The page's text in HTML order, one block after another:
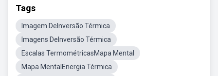
Tags
Imagem DeInversão Térmica
Imagens DeInversão Térmica
Escalas TermométricasMapa Mental
Mapa MentalEnergia Térmica